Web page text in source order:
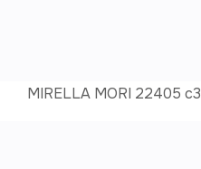
MIRELLA MORI 22405 c3